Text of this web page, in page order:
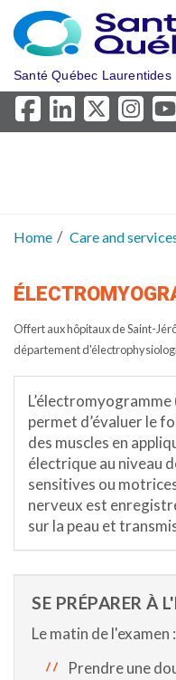
Skip to main content
Santé Québec Laurentides
Home Care and
Offert aux hôpitaux de Saint-
département
permet d’évaluer le
des muscles en
électrique au niveau
sensitives ou
nerveux est
sur la peau et
SE PRÉPARER À
Le matin de l'examen :
Prendre une